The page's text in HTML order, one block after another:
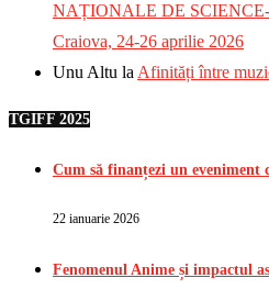
NAȚIONALE DE
Craiova, 24-26 aprilie 2026
Unu Altu la Afinități între
TGIFF 2025
Cum să finanțezi un eveniment
22 ianuarie 2026
Fenomenul Anime și impactul